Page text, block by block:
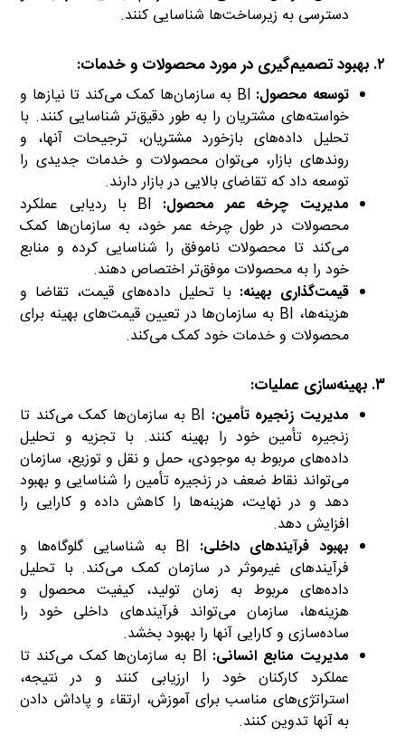
دسترسی به زیرساخت‌ها شناسایی کنند.
۲. بهبود تصمیم‌گیری در مورد محصولات و خدمات:
توسعه محصول:
BI به سازمان‌ها کمک می‌کند تا نیازها و
خواسته‌های مشتریان را به طور دقیق‌تر شناسایی کنند. با
تحلیل داده‌های بازخورد مشتریان، ترجیحات آنها، و
روندهای بازار، می‌توان محصولات و خدمات جدیدی را
توسعه داد که تقاضای بالایی در بازار دارند.
مدیریت چرخه عمر محصول:
BI با ردیابی عملکرد
محصولات در طول چرخه عمر خود، به سازمان‌ها کمک
می‌کند تا محصولات ناموفق را شناسایی کرده و منابع
خود را به محصولات موفق‌تر اختصاص دهند.
قیمت‌گذاری بهینه: با تحلیل داده‌های قیمت، تقاضا و
هزینه‌ها، BI به سازمان‌ها در تعیین قیمت‌های بهینه برای
محصولات و خدمات خود کمک می‌کند.
۳. بهینه‌سازی عملیات:
مدیریت زنجیره تأمین:
BI به سازمان‌ها کمک می‌کند تا
زنجیره تأمین خود را بهینه کنند. با تجزیه و تحلیل
داده‌های مربوط به موجودی، حمل و نقل و توزیع، سازمان
می‌تواند نقاط ضعف در زنجیره تأمین را شناسایی و بهبود
دهد و در نهایت، هزینه‌ها را کاهش داده و کارایی را
افزایش دهد.
بهبود فرآیندهای داخلی:
BI به شناسایی گلوگاه‌ها و
فرآیندهای غیرموثر در سازمان کمک می‌کند. با تحلیل
داده‌های مربوط به زمان تولید، کیفیت محصول و
هزینه‌ها، سازمان می‌تواند فرآیندهای داخلی خود را
ساده‌سازی و کارایی آنها را بهبود بخشد.
مدیریت منابع انسانی:
BI به سازمان‌ها کمک می‌کند تا
عملکرد کارکنان خود را ارزیابی کنند و در نتیجه،
استراتژی‌های مناسب برای آموزش، ارتقاء و پاداش دادن
به آنها تدوین کنند.